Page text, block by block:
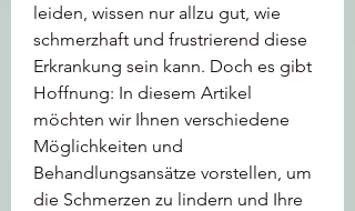
leiden, wissen nur allzu gut, wie
schmerzhaft und frustrierend diese
Erkrankung sein kann. Doch es gibt
Hoffnung: In diesem Artikel
möchten wir Ihnen verschiedene
Möglichkeiten und
Behandlungsansätze vorstellen, um
die Schmerzen zu lindern und Ihre